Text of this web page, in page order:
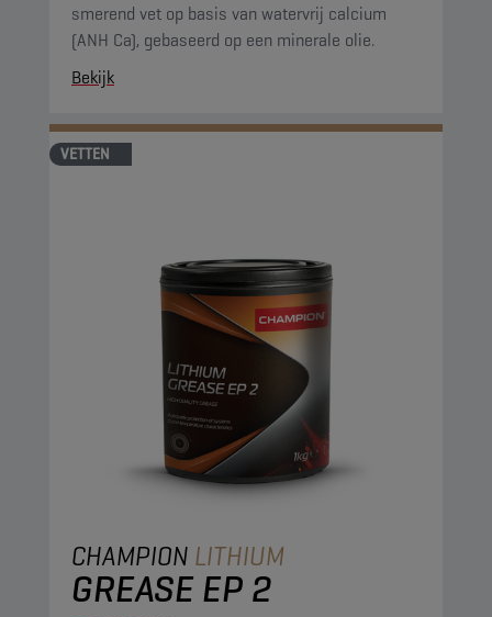
smerend vet op basis van watervrij calcium
(ANH Ca), gebaseerd op een minerale olie.
Bekijk
VETTEN
CHAMPION LITHIUM
GREASE EP 2